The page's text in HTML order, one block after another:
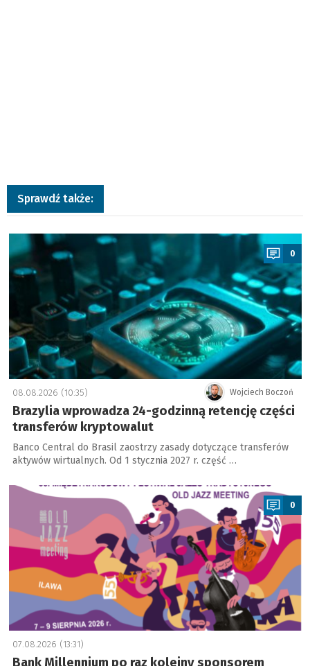
Sprawdź także:
a
0
Wojciech Boczoń
08.08.2026 (10:35)
Brazylia wprowadza 24-godzinną retencję części
transferów kryptowalut
Banco Central do Brasil zaostrzy zasady dotyczące transferów
aktywów wirtualnych. Od 1 stycznia 2027 r. część …
a
0
07.08.2026 (13:31)
Bank Millennium po raz kolejny sponsorem